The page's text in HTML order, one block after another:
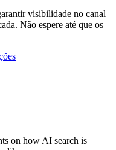
visibilidade no canal
Não espere até que os
on how AI search is